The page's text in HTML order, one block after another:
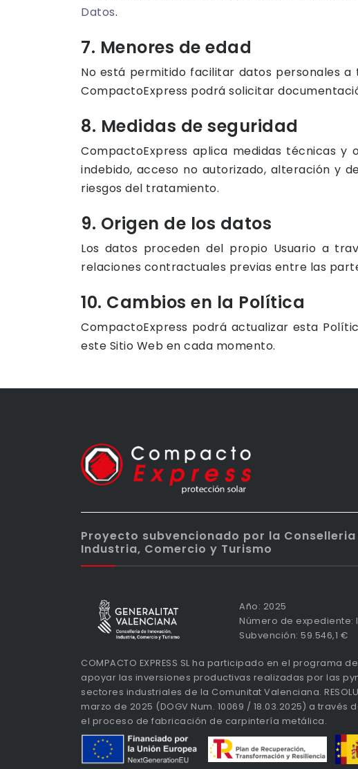
Datos.
7. Menores de edad
No está permitido facilitar datos personales a
CompactoExpress podrá solicitar
8. Medidas de seguridad
CompactoExpress aplica medidas técnicas
indebido, acceso no autorizado, alteración y
riesgos del tratamiento.
9. Origen de los datos
Los datos proceden del propio Usuario a
relaciones contractuales previas entre las
10. Cambios en la Política
CompactoExpress podrá actualizar esta
este Sitio Web en cada momento.
Proyecto subvencionado por la
Industria, Comercio y Turismo
Año: 2025
Número de expediente:
Subvención: 59.546,1 €
COMPACTO EXPRESS SL ha participado en el programa
apoyar las inversiones productivas realizadas por las
sectores industriales de la Comunitat Valenciana.
marzo de 2025 (DOGV Num. 10069 / 18.03.2025) a través
el proceso de fabricación de carpintería metálica.